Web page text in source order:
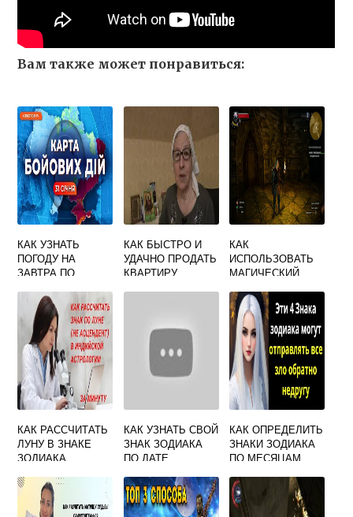
Вам также может понравиться:
КАК УЗНАТЬ
ПОГОДУ НА
ЗАВТРА ПО
КАК БЫСТРО И
УДАЧНО ПРОДАТЬ
КВАРТИРУ
КАК
ИСПОЛЬЗОВАТЬ
МАГИЧЕСКИЙ
ВЕДЬМАКЕ 3
КАК РАССЧИТАТЬ
ЛУНУ В ЗНАКЕ
ЗОДИАКА
КАК УЗНАТЬ СВОЙ
ЗНАК ЗОДИАКА
ПО ДАТЕ
ГОДУ
КАК ОПРЕДЕЛИТЬ
ЗНАКИ ЗОДИАКА
ПО МЕСЯЦАМ